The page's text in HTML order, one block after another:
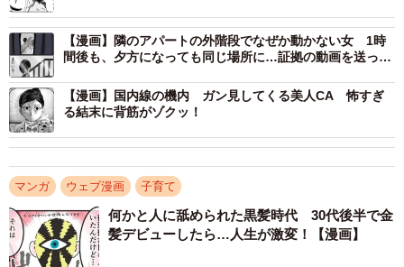
【漫画】隣のアパートの外階段でなぜか動かない女 1時
間後も、夕方になっても同じ場所に…証拠の動画を送った
【漫画】国内線の機内 ガン見してくる美人CA 怖すぎ
る結末に背筋がゾクッ！
マンガ ウェブ漫画 子育て
何かと人に舐められた黒髪時代 30代後半で金
髪デビューしたら…人生が激変！【漫画】